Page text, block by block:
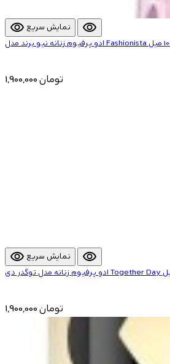
visibility نمایش سریع visibility
1,900,000 تومان
visibility نمایش سریع visibility
1,900,000 تومان